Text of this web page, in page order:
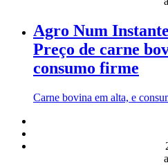
Agro Num
Preço de carne
consumo firme
Carne bovina em alta, e